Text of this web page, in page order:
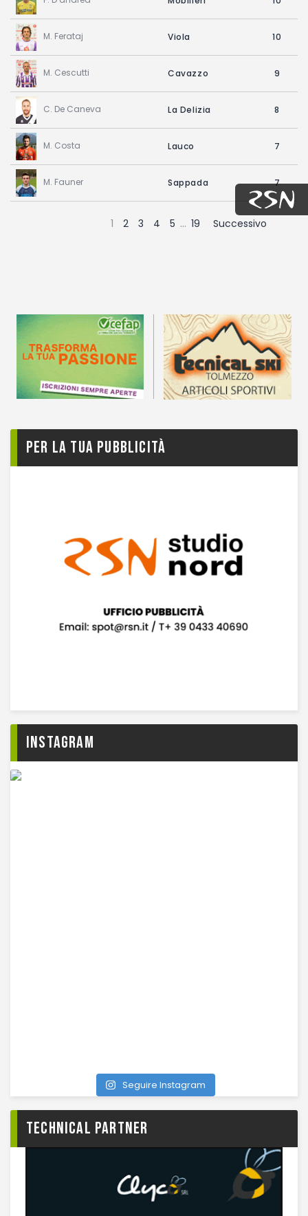
Partita Party
News
Albo d’oro
M. Ferataj Viola 10
M. Cescutti Cavazzo 9
C. De Caneva La Delizia 8
M. Costa Lauco 7
M. Fauner Sappada 7
1 2 3 4 5 … 19 Successivo
Per la tua pubblicità
Instagram
Seguire Instagram
TECHNICAL PARTNER